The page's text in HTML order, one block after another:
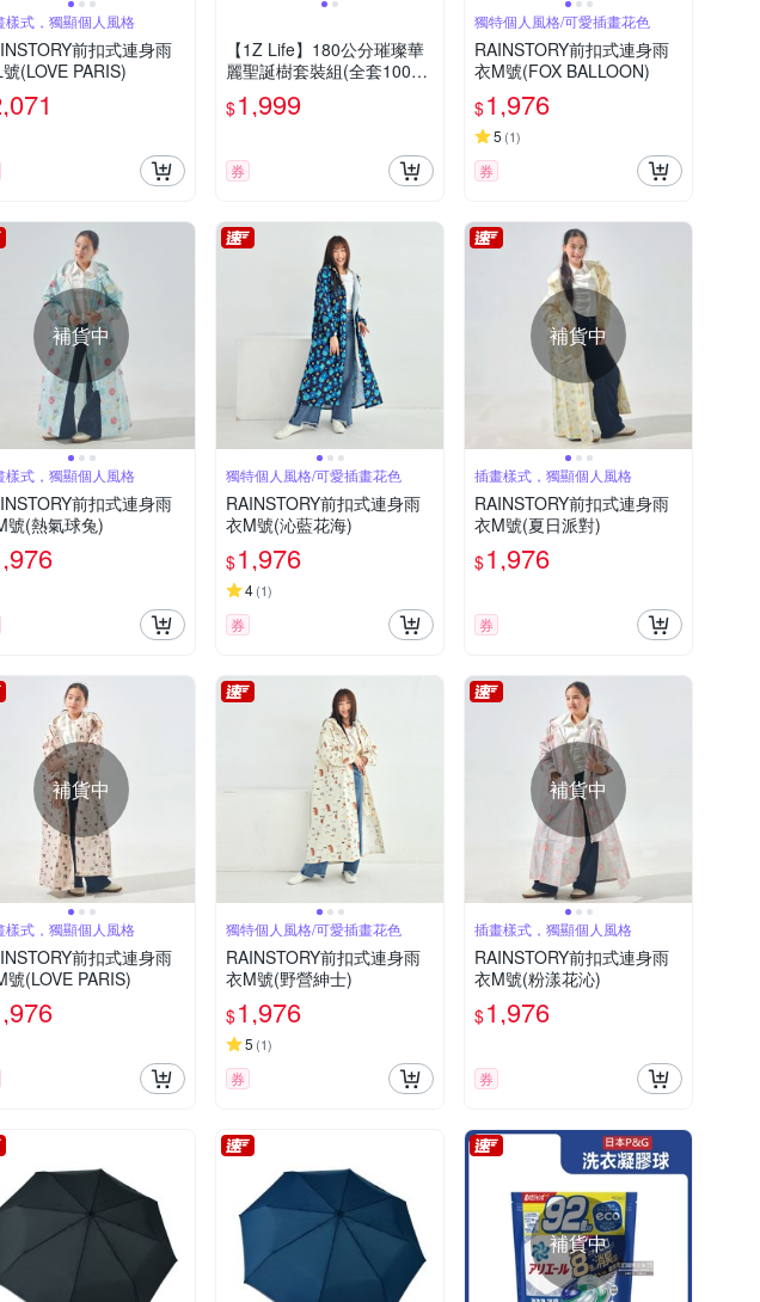
樣式，獨顯個人風格
前扣式連身雨
(LOVE PARIS)
【1Z Life】180公分璀璨華
麗聖誕樹套裝組(全套100件
以上組合)(附LED彩燈)
$1,999
券
獨特個人風格/可愛插畫花色
RAINSTORY前扣式連身雨
衣M號(FOX BALLOON)
$1,976
5 (1)
券
補貨中
樣式，獨顯個人風格
前扣式連身雨
號(熱氣球兔)
獨特個人風格/可愛插畫花色
RAINSTORY前扣式連身雨
衣M號(沁藍花海)
$1,976
4(1)
券
補貨中
插畫樣式，獨顯個人風格
RAINSTORY前扣式連身雨
衣M號(夏日派對)
$1,976
券
補貨中
樣式，獨顯個人風格
前扣式連身雨
號(LOVE PARIS)
獨特個人風格/可愛插畫花色
RAINSTORY前扣式連身雨
衣M號(野營紳士)
$1,976
5 (1)
券
補貨中
插畫樣式，獨顯個人風格
RAINSTORY前扣式連身雨
衣M號(粉漾花沁)
$1,976
券
補貨中